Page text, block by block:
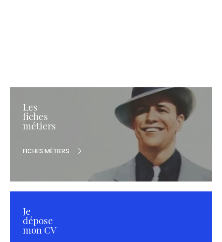
Les
fiches
métiers
FICHES MÉTIERS
Je
dépose
mon CV